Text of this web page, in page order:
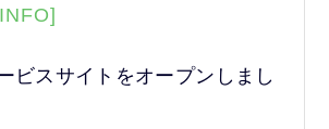
ビスサイトをオープンしまし